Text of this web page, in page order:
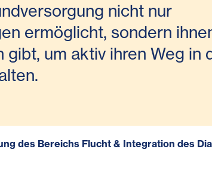
nicht nur
ermöglicht, sondern
um aktiv ihren Weg in
des Bereichs Flucht & Integration des